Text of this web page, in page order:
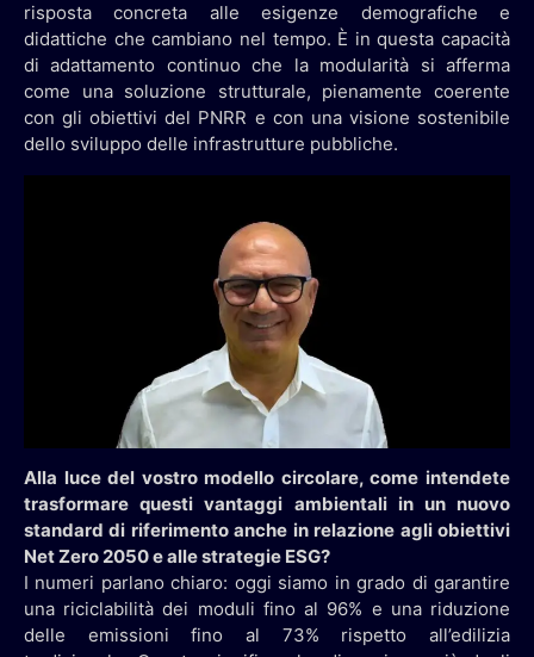
risposta concreta alle esigenze demografiche e
didattiche che cambiano nel tempo. È in questa capacità
di adattamento continuo che la modularità si afferma
come una soluzione strutturale, pienamente coerente
con gli obiettivi del PNRR e con una visione sostenibile
dello sviluppo delle infrastrutture pubbliche.
Alla luce del vostro modello circolare, come intendete
trasformare questi vantaggi ambientali in un nuovo
standard di riferimento anche in relazione agli obiettivi
Net Zero 2050 e alle strategie ESG?
I numeri parlano chiaro: oggi siamo in grado di garantire
una riciclabilità dei moduli fino al 96% e una riduzione
delle emissioni fino al 73% rispetto all’edilizia